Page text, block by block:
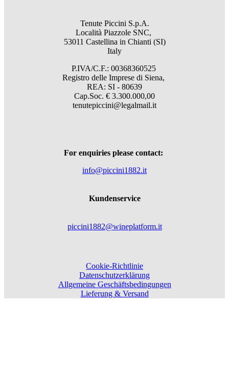
Tenute Piccini S.p.A.
Località Piazzole SNC,
53011 Castellina in Chianti (SI)
Italy
P.IVA/C.F.: 00368360525
Registro delle Imprese di Siena,
REA: SI - 80639
Cap.Soc. € 3.300.000,00
tenutepiccini@legalmail.it
For enquiries please contact:
info@piccini1882.it
Kundenservice
piccini1882@wineplatform.it
Cookie-Richtlinie
Datenschutzerklärung
Allgemeine Geschäftsbedingungen
Lieferung & Versand